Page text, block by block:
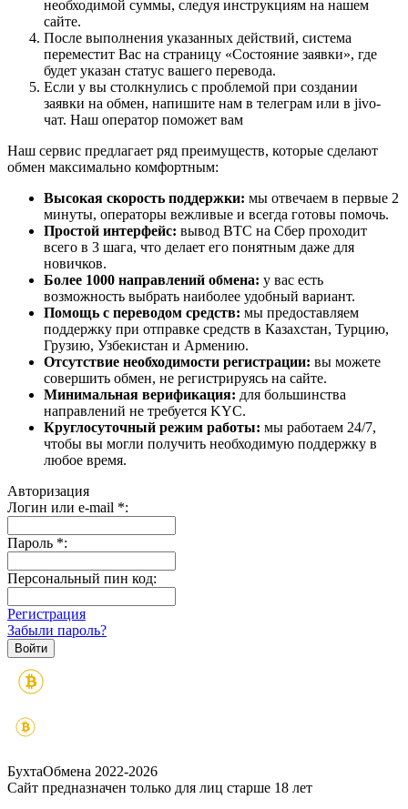
необходимой суммы, следуя инструкциям на нашем
сайте.
После выполнения указанных действий, система
переместит Вас на страницу «Состояние заявки», где
будет указан статус вашего перевода.
Если у вы столкнулись с проблемой при создании
заявки на обмен, напишите нам в телеграм или в jivo-
чат. Наш оператор поможет вам
Наш сервис предлагает ряд преимуществ, которые сделают
обмен максимально комфортным:
Высокая скорость поддержки: мы отвечаем в первые 2
минуты, операторы вежливые и всегда готовы помочь.
Простой интерфейс: вывод BTC на Сбер проходит
всего в 3 шага, что делает его понятным даже для
новичков.
Более 1000 направлений обмена: у вас есть
возможность выбрать наиболее удобный вариант.
Помощь с переводом средств: мы предоставляем
поддержку при отправке средств в Казахстан, Турцию,
Грузию, Узбекистан и Армению.
Отсутствие необходимости регистрации: вы можете
совершить обмен, не регистрируясь на сайте.
Минимальная верификация: для большинства
направлений не требуется KYC.
Круглосуточный режим работы: мы работаем 24/7,
чтобы вы могли получить необходимую поддержку в
любое время.
Авторизация
Логин или e-mail *:
Пароль *:
Персональный пин код:
Регистрация
Забыли пароль?
БухтаОбмена 2022-2026
Сайт предназначен только для лиц старше 18 лет